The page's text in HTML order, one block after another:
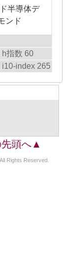
半導体デ
ンド
h指数 60
i10-index 265
先頭へ▲
Rights Reserved.